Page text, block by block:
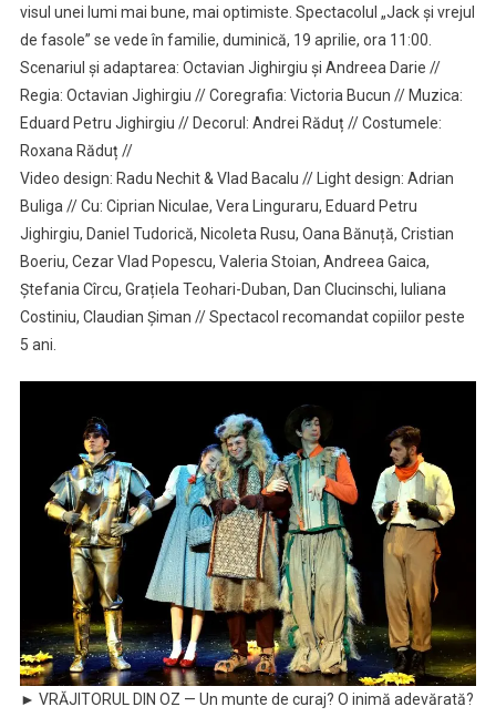
visul unei lumi mai bune, mai optimiste. Spectacolul „Jack și vrejul
de fasole” se vede în familie, duminică, 19 aprilie, ora 11:00.
Scenariul și adaptarea: Octavian Jighirgiu și Andreea Darie //
Regia: Octavian Jighirgiu // Coregrafia: Victoria Bucun // Muzica:
Eduard Petru Jighirgiu // Decorul: Andrei Răduț // Costumele:
Roxana Răduț //
Video design: Radu Nechit & Vlad Bacalu // Light design: Adrian
Buliga // Cu: Ciprian Niculae, Vera Linguraru, Eduard Petru
Jighirgiu, Daniel Tudorică, Nicoleta Rusu, Oana Bănuță, Cristian
Boeriu, Cezar Vlad Popescu, Valeria Stoian, Andreea Gaica,
Ștefania Cîrcu, Grațiela Teohari-Duban, Dan Clucinschi, Iuliana
Costiniu, Claudian Șiman // Spectacol recomandat copiilor peste
5 ani.
► VRĂJITORUL DIN OZ — Un munte de curaj? O inimă adevărată?